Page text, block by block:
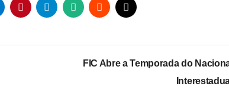
FIC Abre a Temporada do